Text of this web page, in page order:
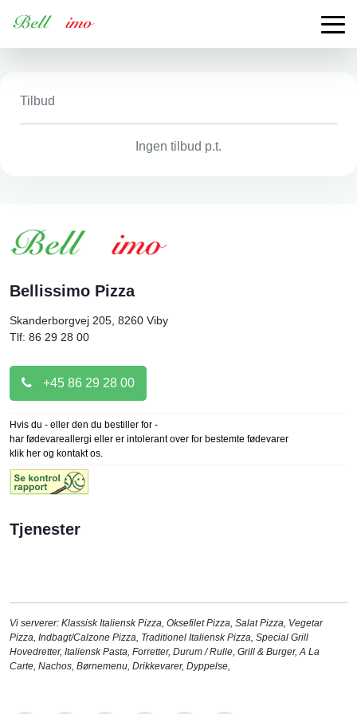
Tilbud
Ingen tilbud p.t.
Bellissimo Pizza
Skanderborgvej 205, 8260 Viby
Tlf: 86 29 28 00
+45 86 29 28 00
Hvis du - eller den du bestiller for -
har fødevareallergi eller er intolerant over for bestemte fødevarer
klik her og kontakt os.
Tjenester
Vi serverer: Klassisk Italiensk Pizza, Oksefilet Pizza, Salat Pizza, Vegetar
Pizza, Indbagt/Calzone Pizza, Traditionel Italiensk Pizza, Special Grill
Hovedretter, Italiensk Pasta, Forretter, Durum / Rulle, Grill & Burger,A La
Carte, Nachos, Børnemenu, Drikkevarer, Dyppelse,